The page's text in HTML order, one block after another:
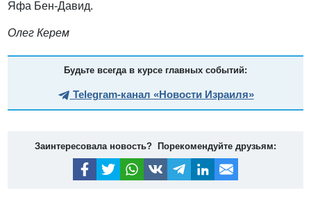
Яфа Бен-Давид.
Олег Керем
Будьте всегда в курсе главных событий:
Telegram-канал «Новости Израиля»
Заинтересовала новость? Порекомендуйте друзьям: